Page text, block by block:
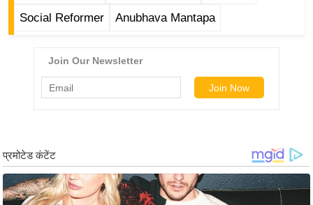
म
बॉ
ली
वु
Social Reformer Anubhava Mantapa